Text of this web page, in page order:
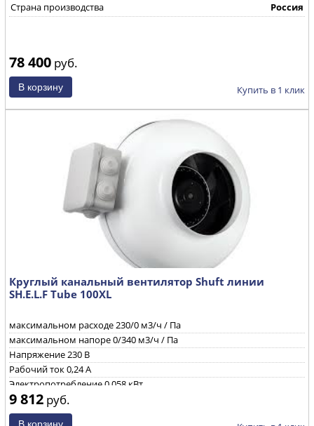
Страна производства
Россия
78 400 руб.
Купить в 1 клик
Круглый канальный вентилятор Shuft линии
SH.E.L.F Tube 100XL
максимальном расходе230/0 м3/ч / Па
максимальном напоре0/340 м3/ч / Па
Напряжение230 B
Рабочий ток0,24 А
Электропотребление0,058 кВт
Уровень звуковой мощности через корпус при ηmax
дБ(А)
9 812 руб.